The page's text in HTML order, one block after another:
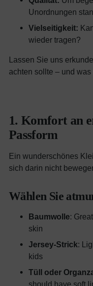
Unordnungen
Vielseitigkeit:
wieder tragen?
Lassen Sie uns
achten sollte – und
1. Komfort an
Passform
Ein wunderschönes
sich darin nicht
Wählen Sie
Baumwolle:
skin
Jersey-Strick:
kids
Tüll oder
should have soft